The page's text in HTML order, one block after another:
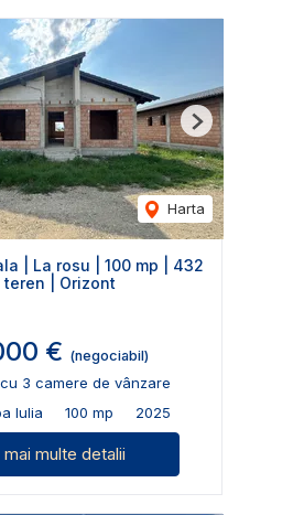
Harta
Next
| La rosu | 100 mp | 432
teren | Orizont
€ (negociabil)
3 camere de vânzare
Iulia
100 mp 2025
mai multe detalii